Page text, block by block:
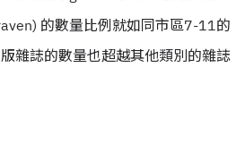
的數量比例就如同市區7-11的
雜誌的數量也超越其他類別的雜誌